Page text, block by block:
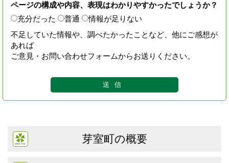
ページの構成や内容、表現はわかりやすかったでしょうか？
充分だった
普通
情報が足りない
不足していた情報や、調べたかったことなど、他にご感想が
あれば
ご意見・お問い合わせフォームからお送りください。
芽室町の概要